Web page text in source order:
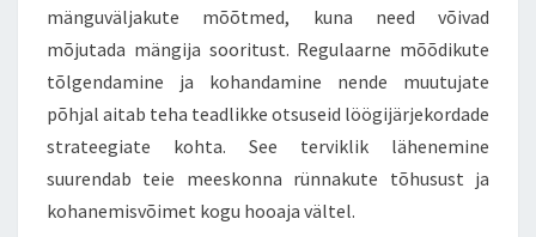
mänguväljakute mõõtmed, kuna need võivad
mõjutada mängija sooritust. Regulaarne mõõdikute
tõlgendamine ja kohandamine nende muutujate
põhjal aitab teha teadlikke otsuseid löögijärjekordade
strateegiate kohta. See terviklik lähenemine
suurendab teie meeskonna rünnakute tõhusust ja
kohanemisvõimet kogu hooaja vältel.